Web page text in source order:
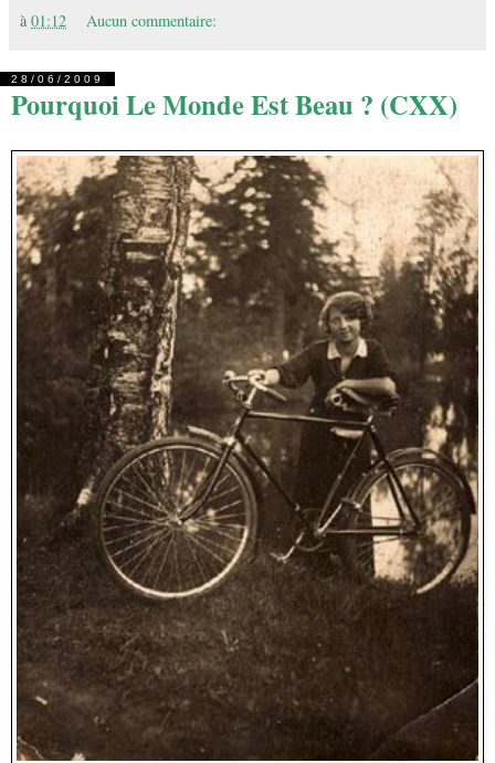
à 01:12 Aucun commentaire:
28/06/2009
Pourquoi Le Monde Est Beau ? (CXX)